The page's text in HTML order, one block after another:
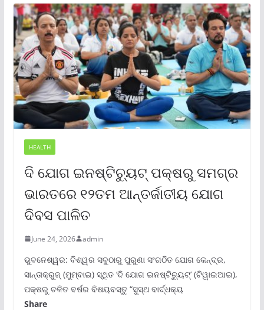
HEALTH
ଦି ଯୋଗ ଇନଷ୍ଟିଚ୍ୟୁଟ୍ ପକ୍ଷରୁ ସମଗ୍ର
ଭାରତରେ ୧୨ତମ ଆନ୍ତର୍ଜାତୀୟ ଯୋଗ
ଦିବସ ପାଳିତ
June 24, 2026 admin
ଭୁବନେଶ୍ୱର: ବିଶ୍ୱର ସବୁଠାରୁ ପୁରୁଣା ସଂଗଠିତ ଯୋଗ କେନ୍ଦ୍ର,
ସାନ୍ତାକ୍ରୁଜ୍ (ମୁମ୍ବାଇ) ସ୍ଥିତ ‘ଦି ଯୋଗ ଇନଷ୍ଟିଚ୍ୟୁଟ୍‌’ (ଟିୱାଇଆଇ),
ପକ୍ଷରୁ ଚଳିତ ବର୍ଷର ବିଷୟବସ୍ତୁ “ସୁସ୍ଥ ବାର୍ଦ୍ଧକ୍ୟ
Share